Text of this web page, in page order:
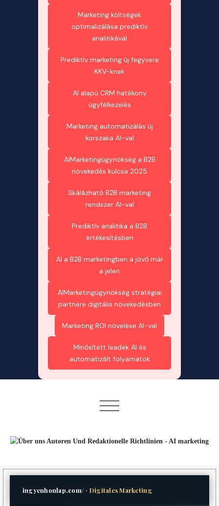
Marketing költségek
optimalizálása prediktív
analitikával
Prediktív marketing új fegyvere
KKV-knek
AI alapú CRM hatékony
ügyfélkezelés
Marketing automatizálás új
korszaka AI-val
AIMarketingügynökség a B2B
növekedés kulcsa 2025
Skálázható B2B marketing
rendszer AI-val
Prediktív analitika a B2B
értékesítésben
AI a B2B marketingben a jövő már
a jelen
AIMarketingügynökség stratégiai
partnere digitális növekedésben
Marketing ROI növelése AI-val
Minősített leadek AI és
automatizált folyamatok
ingyenhonlap.com/ · Digitales Marketing